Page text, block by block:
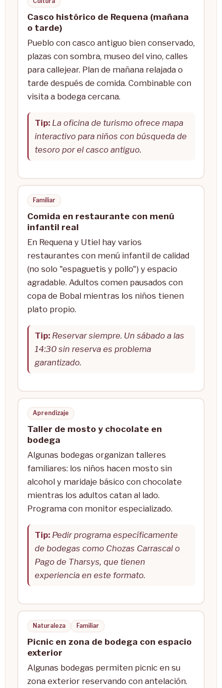
Casco histórico de Requena (mañana
o tarde)
Pueblo con casco antiguo bien conservado,
plazas con sombra, museo del vino, calles
para callejear. Plan de mañana relajada o
tarde después de comida. Combinable con
visita a bodega cercana.
Tip:La oficina de turismo ofrece mapa
interactivo para niños con búsqueda de
tesoro por el casco antiguo.
Familiar
Comida en restaurante con menú
infantil real
En Requena y Utiel hay varios
restaurantes con menú infantil de calidad
(no solo "espaguetis y pollo") y espacio
agradable. Adultos comen pausados con
copa de Bobal mientras los niños tienen
plato propio.
Tip:Reservar siempre. Un sábado a las
14:30 sin reserva es problema
garantizado.
Aprendizaje
Taller de mosto y chocolate en
bodega
Algunas bodegas organizan talleres
familiares: los niños hacen mosto sin
alcohol y maridaje básico con chocolate
mientras los adultos catan al lado.
Programa con monitor especializado.
Tip:Pedir programa específicamente
de bodegas como Chozas Carrascal o
Pago de Tharsys, que tienen
experiencia en este formato.
Naturaleza Familiar
Picnic en zona de bodega con espacio
exterior
Algunas bodegas permiten picnic en su
zona exterior reservando con antelación.